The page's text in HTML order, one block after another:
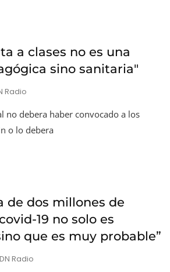
a clases no es una
sino sanitaria"
Radio
no debera haber convocado a los
o lo debera
de dos millones de
19 no solo es
que es muy probable”
Radio